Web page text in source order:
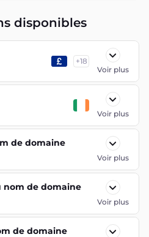
disponibles
+18
Voir plus
Voir plus
de domaine
Voir plus
nom de domaine
Voir plus
de domaine